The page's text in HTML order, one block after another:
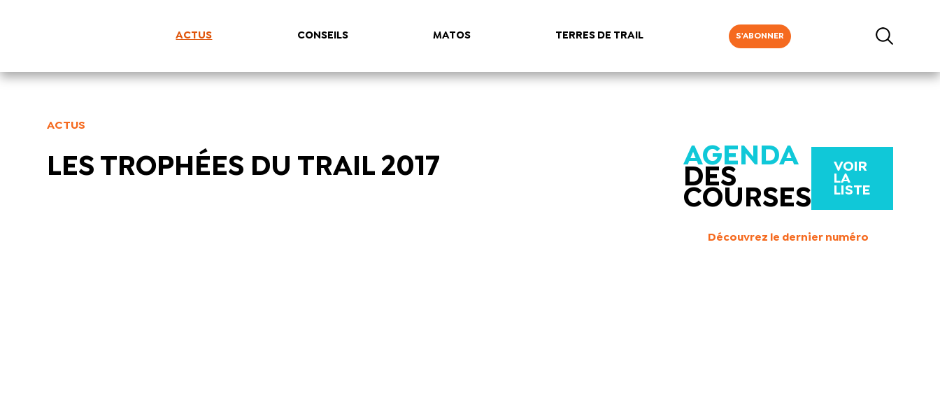
ACTUS CONSEILS MATOS TERRES DE TRAIL S'ABONNER
ACTUS
LES TROPHÉES DU TRAIL 2017
AGENDA
DES
COURSES
VOIR
LA
LISTE
Découvrez le dernier numéro